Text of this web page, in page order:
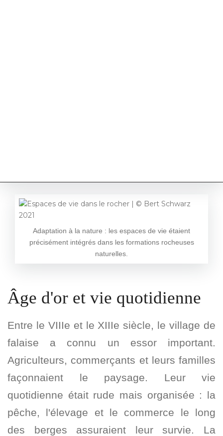
Adaptation à la nature : les espaces de vie étaient
précisément intégrés dans les formations rocheuses
naturelles.
Âge d'or et vie quotidienne
Entre le VIIIe et le XIIIe siècle, le village de
falaise a connu un essor important.
Agriculteurs, commerçants et leurs familles
façonnaient le paysage. Leur vie
quotidienne était rude mais organisée : la
pêche, l'élevage et le commerce le long
des berges assuraient leur survie. La